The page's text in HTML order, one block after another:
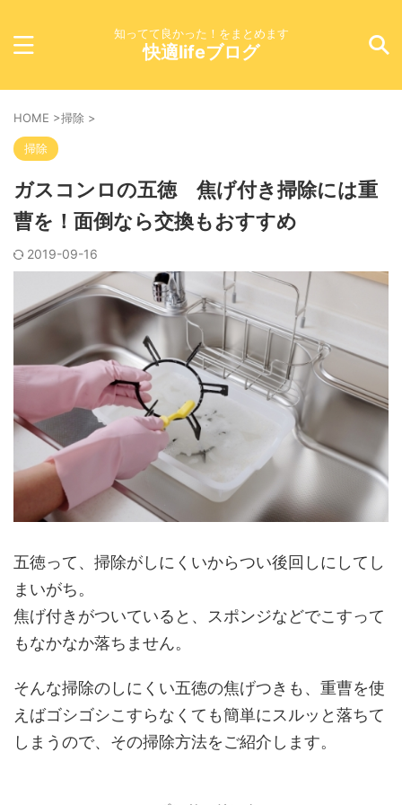
知ってて良かった！をまとめます
快適lifeブログ
HOME >掃除 >
掃除
ガスコンロの五徳 焦げ付き掃除には重
曹を！面倒なら交換もおすすめ
2019-09-16
五徳って、掃除がしにくいからつい後回しにしてし
まいがち。
焦げ付きがついていると、スポンジなどでこすって
もなかなか落ちません。
そんな掃除のしにくい五徳の焦げつきも、重曹を使
えばゴシゴシこすらなくても簡単にスルッと落ちて
しまうので、その掃除方法をご紹介します。